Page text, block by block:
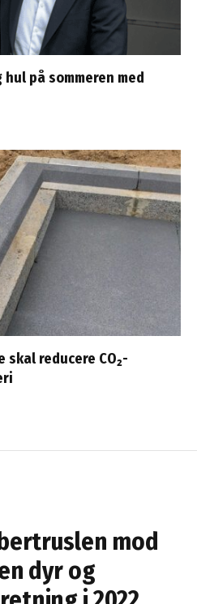
på sommeren med
reducere CO₂-
mod
dyr og